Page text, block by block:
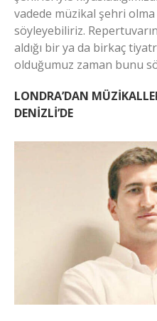
vadede müzikal şehri
söyleyebiliriz.
aldığı bir ya da birkaç
olduğumuz zaman bunu
LONDRA’DAN
DENİZLİ’DE